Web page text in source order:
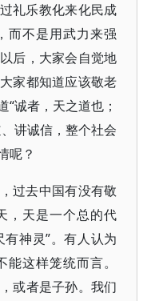
礼乐教化来化民成
而不是用武力来强
后，大家会自觉地
家都知道应该敬老
诚者，天之道也；
讲诚信，整个社会
呢？
过去中国有没有敬
，天是一个总的代
有神灵”。有人认为
这样笼统而言。
或者是子孙。我们